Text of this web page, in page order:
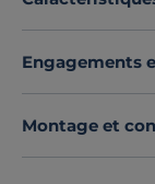
Engagements
Montage et